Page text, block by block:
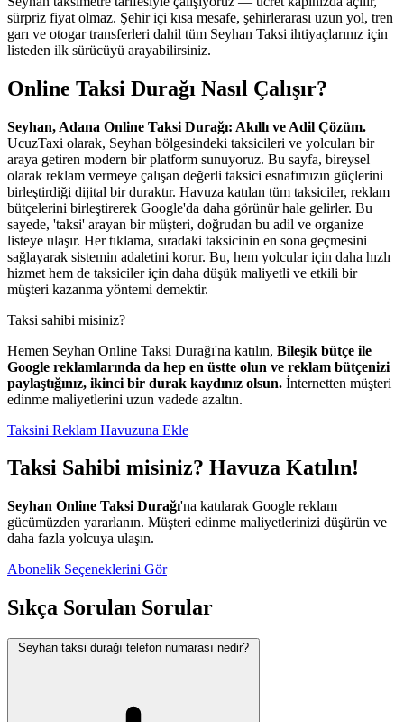
sürpriz fiyat olmaz. Şehir içi kısa mesafe, şehirlerarası uzun yol, tren
garı ve otogar transferleri dahil tüm Seyhan Taksi ihtiyaçlarınız için
listeden ilk sürücüyü arayabilirsiniz.
Online Taksi Durağı Nasıl Çalışır?
Seyhan, Adana Online Taksi Durağı: Akıllı ve Adil Çözüm.
UcuzTaxi olarak, Seyhan bölgesindeki taksicileri ve yolcuları bir
araya getiren modern bir platform sunuyoruz. Bu sayfa, bireysel
olarak reklam vermeye çalışan değerli taksici esnafımızın güçlerini
birleştirdiği dijital bir duraktır. Havuza katılan tüm taksiciler, reklam
bütçelerini birleştirerek Google'da daha görünür hale gelirler. Bu
sayede, 'taksi' arayan bir müşteri, doğrudan bu adil ve organize
listeye ulaşır. Her tıklama, sıradaki taksicinin en sona geçmesini
sağlayarak sistemin adaletini korur. Bu, hem yolcular için daha hızlı
hizmet hem de taksiciler için daha düşük maliyetli ve etkili bir
müşteri kazanma yöntemi demektir.
Taksi sahibi misiniz?
Hemen Seyhan Online Taksi Durağı'na katılın, Bileşik bütçe ile
Google reklamlarında da hep en üstte olun ve reklam bütçenizi
paylaştığınız, ikinci bir durak kaydınız olsun. İnternetten müşteri
edinme maliyetlerini uzun vadede azaltın.
Taksini Reklam Havuzuna Ekle
Taksi Sahibi misiniz? Havuza Katılın!
Seyhan Online Taksi Durağı'na katılarak Google reklam
gücümüzden yararlanın. Müşteri edinme maliyetlerinizi düşürün ve
daha fazla yolcuya ulaşın.
Abonelik Seçeneklerini Gör
Sıkça Sorulan Sorular
Seyhan taksi durağı telefon numarası nedir?